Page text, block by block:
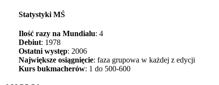
Statystyki MŚ
Ilość razy na Mundialu: 4
Debiut: 1978
Ostatni występ: 2006
Największe osiągnięcie: faza grupowa w każdej z edycji
Kurs bukmacherów: 1 do 500-600